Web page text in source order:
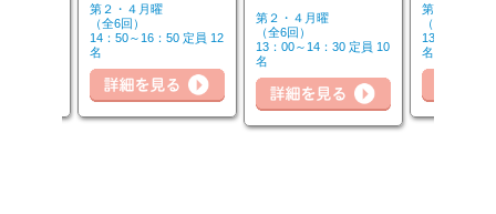
第２・４月曜
（全6回）
14：50～16：50 定員 12
名
第２・４月曜
（全6回）
13：00～14：30 定員 10
名
第２水曜
（全3回）
13：00～14
名
詳細を見る 詳細を見る